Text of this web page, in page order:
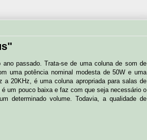
passado. Trata-se de uma coluna de som de
uma potência nominal modesta de 50W e uma
a 20KHz, é uma coluna apropriada para salas de
um pouco baixa e faz com que seja necessário o
determinado volume. Todavia, a qualidade de